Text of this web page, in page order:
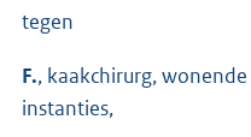
tegen
F., kaakchirurg,
instanties,